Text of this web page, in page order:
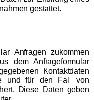
gestattet.
Anfragen zukommen
dem Anfrageformular
Kontaktdaten
und für den Fall von
Diese Daten geben